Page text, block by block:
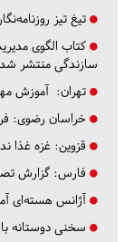
تیغ تیز
کتاب الگوی
سازندگی منتشر شد
تهران: آموزش
خراسان رضوی:
قزوین: غزه غذا
فارس: گزارش
آژانس هسته‌ای
سخنی دوستانه